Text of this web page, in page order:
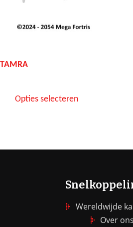
TAMRA
Opties selecteren
Wereldwijde
Over ons